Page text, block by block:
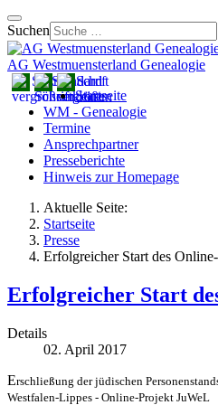
Suchen
AG Westmuensterland Genealogie
Startseite
WM - Genealogie
Termine
Ansprechpartner
Presseberichte
Hinweis zur Homepage
Aktuelle Seite:
Startseite
Presse
Erfolgreicher Start des
Erfolgreicher Start
Details
02. April 2017
Erschließung der jüdischen
Westfalen-Lippes - Online-Projekt JuWeL